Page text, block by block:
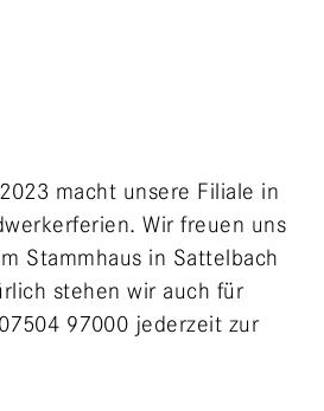
macht unsere Filiale in
Wir freuen uns
Stammhaus in Sattelbach
stehen wir auch für
97000 jederzeit zur